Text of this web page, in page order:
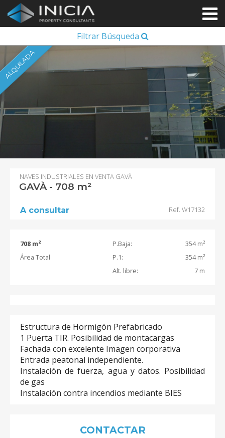
Filtrar Búsqueda
ALQUILADA
NAVES INDUSTRIALES EN VENTA GAVÀ
GAVÀ - 708 m²
Ref. W17132
A consultar
708 m²
Área Total
P.Baja:
354 m²
P.1:
354 m²
Alt. libre:
7 m
Estructura de Hormigón Prefabricado
1 Puerta TIR. Posibilidad de montacargas
Fachada con excelente Imagen corporativa
Entrada peatonal independiente.
Instalación de fuerza, agua y datos. Posibilidad
de gas
Instalación contra incendios mediante BIES
CONTACTAR